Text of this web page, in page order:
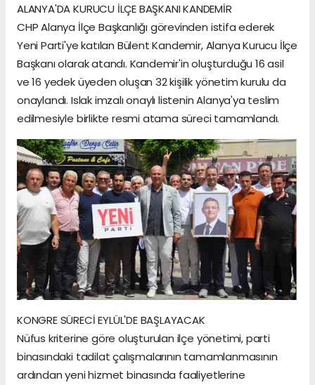
ALANYA'DA KURUCU İLÇE BAŞKANI KANDEMİR
CHP Alanya İlçe Başkanlığı görevinden istifa ederek
Yeni Parti'ye katılan Bülent Kandemir, Alanya Kurucu İlçe
Başkanı olarak atandı. Kandemir'in oluşturduğu 16 asil
ve 16 yedek üyeden oluşan 32 kişilik yönetim kurulu da
onaylandı. Islak imzalı onaylı listenin Alanya'ya teslim
edilmesiyle birlikte resmi atama süreci tamamlandı.
KONGRE SÜRECİ EYLÜL'DE BAŞLAYACAK
Nüfus kriterine göre oluşturulan ilçe yönetimi, parti
binasındaki tadilat çalışmalarının tamamlanmasının
ardından yeni hizmet binasında faaliyetlerine